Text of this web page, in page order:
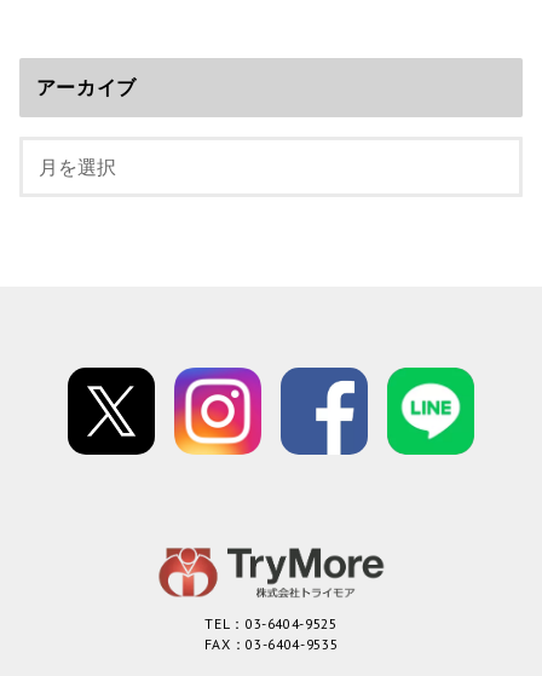
アーカイブ
TEL：03-6404-9525
FAX：03-6404-9535